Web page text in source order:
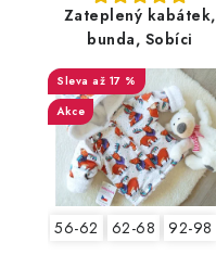
Zateplený kabátek,
bunda, Sobíci
až 17 %
Akce
56-62 62-68 92-98